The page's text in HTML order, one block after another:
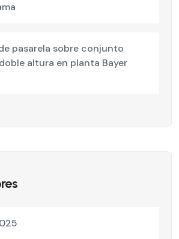
pasarela sobre conjunto
altura en planta Bayer